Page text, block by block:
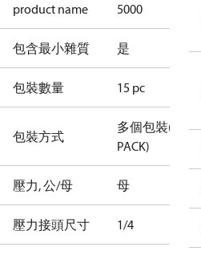
product name
5000
包含最小雜質 是
包裝數量 15 pc
包裝方式
多個包裝(M-
PACK)
壓力, 公/母 母
壓力接頭尺寸 1/4